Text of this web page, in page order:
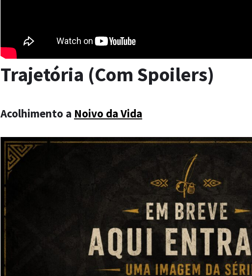
Trajetória (Com Spoilers)
Acolhimento a Noivo da Vida